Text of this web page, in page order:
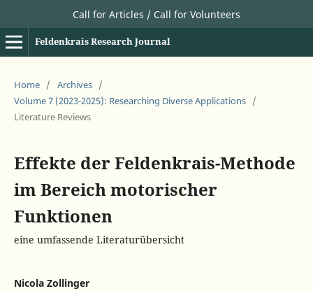
Call for Articles / Call for Volunteers
Feldenkrais Research Journal
Home / Archives /
Volume 7 (2023-2025): Researching Diverse Applications /
Literature Reviews
Effekte der Feldenkrais-Methode
im Bereich motorischer
Funktionen
eine umfassende Literaturübersicht
Nicola Zollinger